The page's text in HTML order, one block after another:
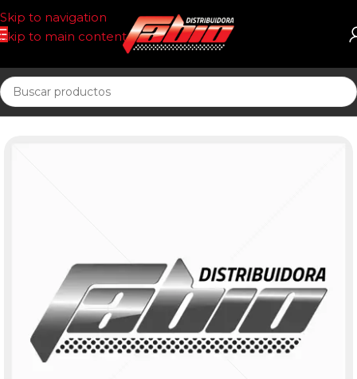
Skip to navigation
Skip to main content
Inicio UNIDAD SELLADA COMBUST